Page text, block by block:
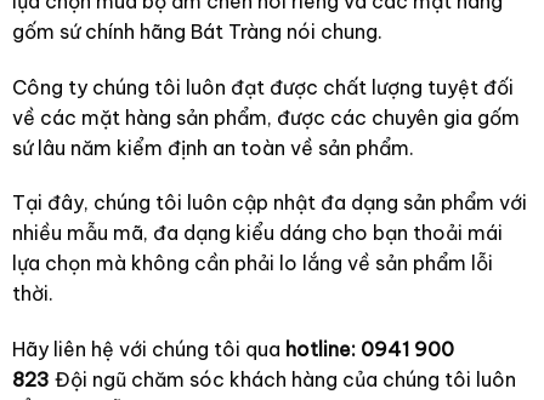
gốm sứ chính hãng Bát Tràng nói chung.
Công ty chúng tôi luôn đạt được chất lượng tuyệt đối
về các mặt hàng sản phẩm, được các chuyên gia gốm
sứ lâu năm kiểm định an toàn về sản phẩm.
Tại đây, chúng tôi luôn cập nhật đa dạng sản phẩm với
nhiều mẫu mã, đa dạng kiểu dáng cho bạn thoải mái
lựa chọn mà không cần phải lo lắng về sản phẩm lỗi
thời.
Hãy liên hệ với chúng tôi qua hotline: 0941 900
823 Đội ngũ chăm sóc khách hàng của chúng tôi luôn